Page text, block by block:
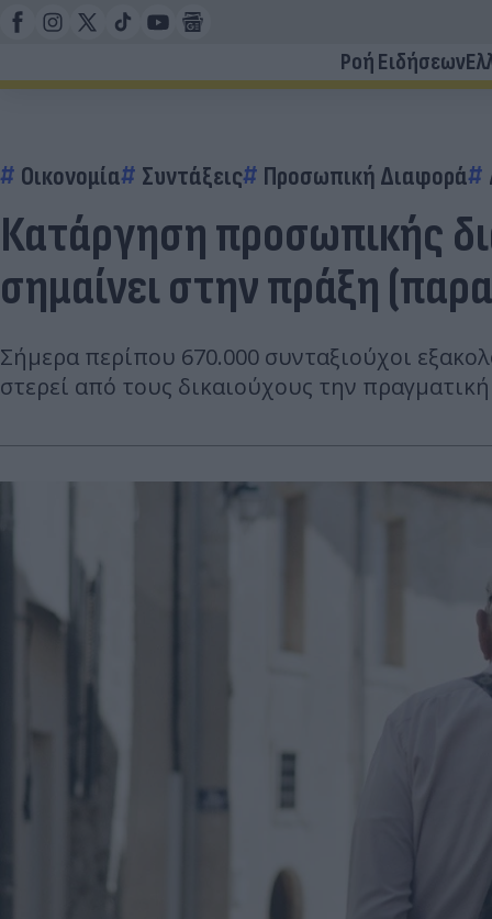
Ροή Ειδήσεων
Οικονομία Συντάξεις Προσωπική Διαφορά
Κατάργηση προσωπικής
σημαίνει στην πράξη
Σήμερα περίπου 670.000 συνταξιούχοι
στερεί από τους δικαιούχους την